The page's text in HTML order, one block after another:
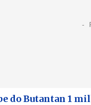
do Butantan 1